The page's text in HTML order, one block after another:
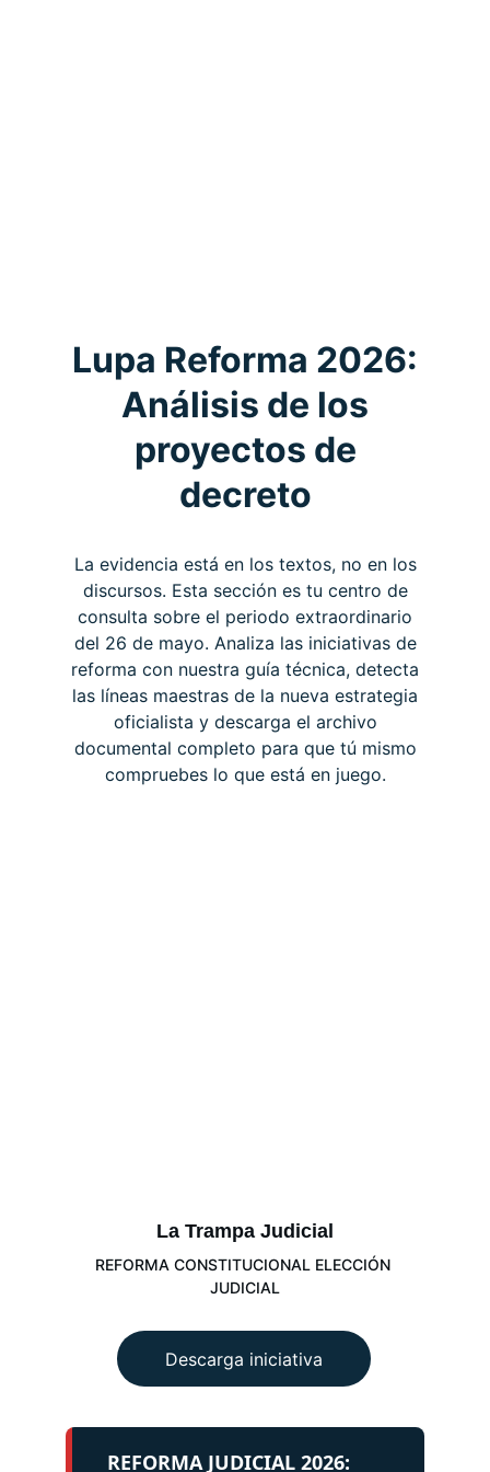
Lupa Reforma 2026:
Análisis de los
proyectos de
decreto
La evidencia está en los textos, no en los
discursos. Esta sección es tu centro de
consulta sobre el periodo extraordinario
del 26 de mayo. Analiza las iniciativas de
reforma con nuestra guía técnica, detecta
las líneas maestras de la nueva estrategia
oficialista y descarga el archivo
documental completo para que tú mismo
compruebes lo que está en juego.
La Trampa Judicial
REFORMA CONSTITUCIONAL ELECCIÓN
JUDICIAL
Descarga iniciativa